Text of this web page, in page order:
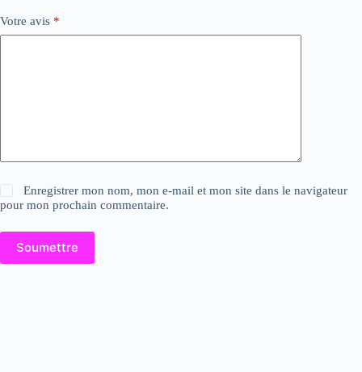
Votre avis *
Enregistrer mon nom, mon e-mail et mon site dans le navigateur
pour mon prochain commentaire.
Soumettre